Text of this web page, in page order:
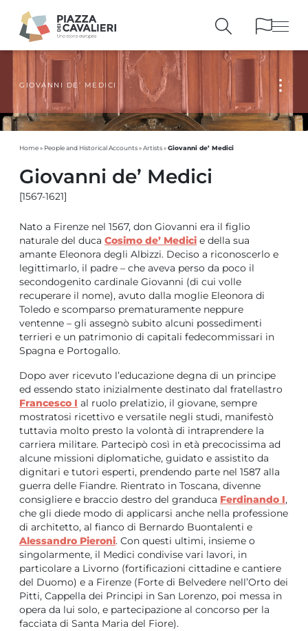
BUILDINGSAND MONUMENTS
THE PIAZZAOVER THE CENTURIES
PEOPLE ANDHISTORICAL ACCOUNTS
PUBLICATIONSAND REFERENCES
ITINERARIES AND BOOKINGS
GIOVANNI DE’ MEDICI
Home» People and Historical Accounts»Artists»Giovanni de’ Medici
Giovanni de’ Medici
[1567-1621]
Nato a Firenze nel 1567, don Giovanni era il figlio
naturale del duca Cosimo de’ Medici e della sua
amante Eleonora degli Albizzi. Deciso a riconoscerlo e
legittimarlo, il padre – che aveva perso da poco il
secondogenito cardinale Giovanni (di cui volle
recuperare il nome), avuto dalla moglie Eleonora di
Toledo e scomparso prematuramente neppure
ventenne – gli assegnò subito alcuni possedimenti
terrieri e un patrimonio di capitali fedecommissari in
Spagna e Portogallo.
Dopo aver ricevuto l’educazione degna di un principe
ed essendo stato inizialmente destinato dal fratellastro
Francesco I al ruolo prelatizio, il giovane, sempre
mostratosi ricettivo e versatile negli studi, manifestò
tuttavia molto presto la volontà di intraprendere la
carriera militare. Partecipò così in età precocissima ad
alcune missioni diplomatiche, guidato e assistito da
dignitari e tutori esperti, prendendo parte nel 1587 alla
guerra delle Fiandre. Rientrato in Toscana, divenne
consigliere e braccio destro del granduca Ferdinando I,
che gli diede modo di applicarsi anche nella professione
di architetto, al fianco di Bernardo Buontalenti e
Alessandro Pieroni. Con questi ultimi, insieme o
singolarmente, il Medici condivise vari lavori, in
particolare a Livorno (fortificazioni cittadine e cantiere
del Duomo) e a Firenze (Forte di Belvedere nell’Orto dei
Pitti, Cappella dei Principi in San Lorenzo, poi messa in
opera da lui solo, e partecipazione al concorso per la
facciata di Santa Maria del Fiore).